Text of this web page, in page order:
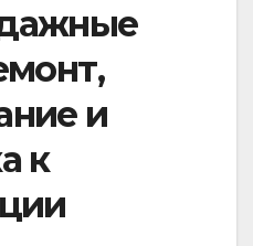
и
к